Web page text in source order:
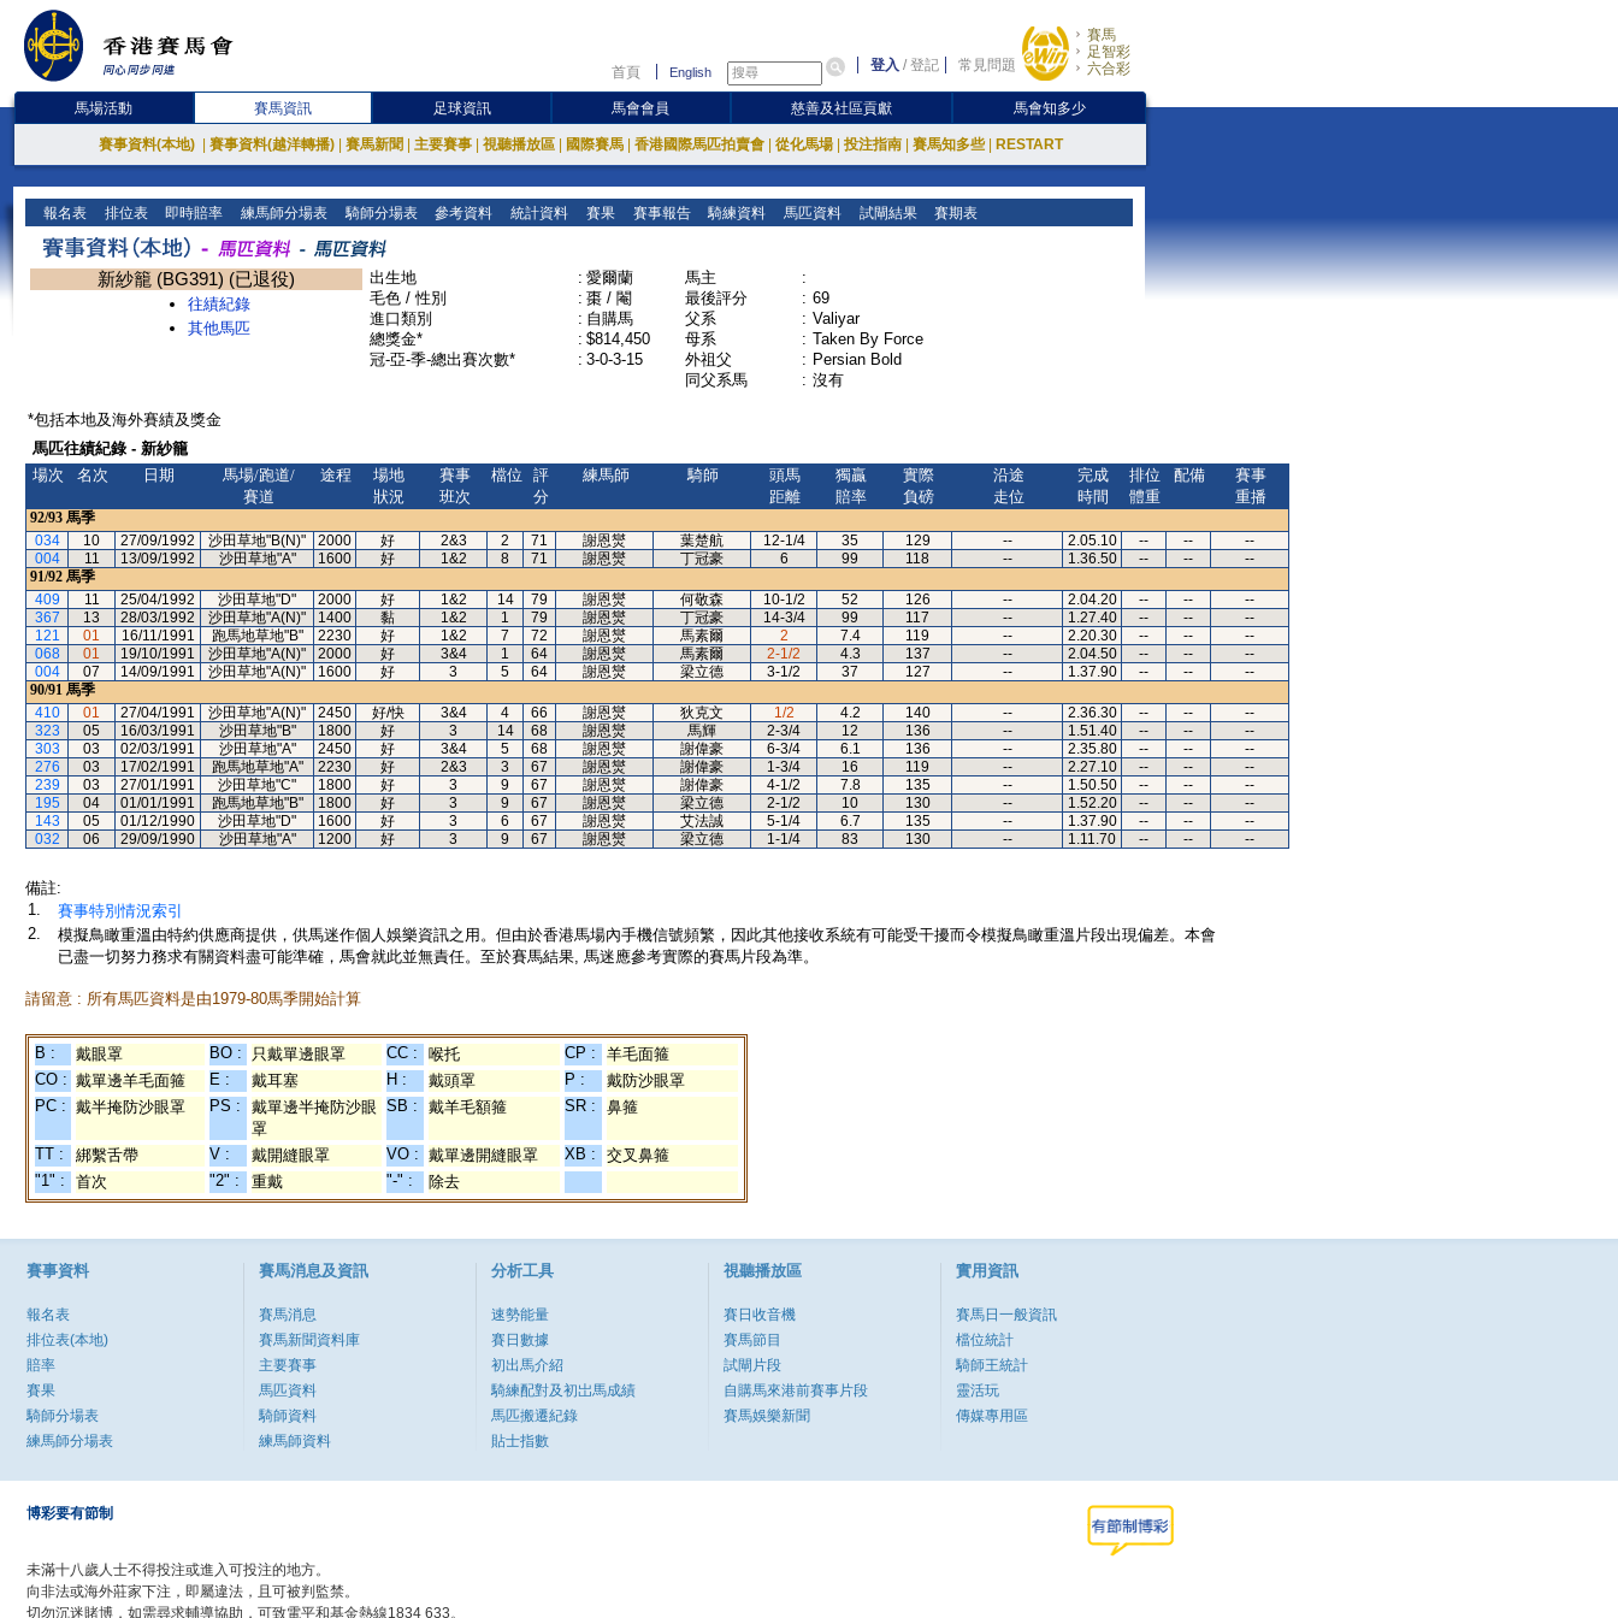
首頁 English 登入 /登記 常見問題
賽馬
足智彩
六合彩
馬場活動 賽馬資訊 足球資訊 馬會會員 慈善及社區貢獻 馬會知多少
賽事資料(本地) 賽事資料(越洋轉播) 賽馬新聞 主要賽事 視聽播放區 國際賽馬 香港國際馬匹拍賣會 從化馬場 投注指南 賽馬知多些 RESTART
報名表 排位表 即時賠率 練馬師分場表 騎師分場表 參考資料 統計資料 賽果 賽事報告 騎練資料 馬匹資料 試閘結果 賽期表
新紗籠 (BG391) (已退役)
往績紀錄
其他馬匹
出生地 : 愛爾蘭
毛色 / 性別
: 棗 / 閹
進口類別
: 自購馬
總獎金*
: $814,450
冠-亞-季-總出賽次數*
: 3-0-3-15
馬主
:
最後評分
: 69
父系
: Valiyar
母系
: Taken By Force
外祖父
: Persian Bold
同父系馬
: 沒有
*包括本地及海外賽績及獎金
馬匹往績紀錄 - 新紗籠
場次
名次 日期
馬場/跑道/
賽道
途程
場地
狀況
賽事
班次
檔位
評
分
練馬師 騎師
頭馬
距離
獨贏
賠率
實際
負磅
沿途
走位
完成
時間
排位
體重
配備
賽事
重播
92/93 馬季
034
10 27/09/1992 沙田草地"B(N)" 2000 好 2&3 2 71 謝恩爕 葉楚航 12-1/4 35 129 -- 2.05.10 -- --
--
004
11 13/09/1992 沙田草地"A" 1600 好 1&2 8 71 謝恩爕 丁冠豪 6 99 118 -- 1.36.50 -- --
--
91/92 馬季
409
11 25/04/1992 沙田草地"D" 2000 好 1&2 14 79 謝恩爕 何敬森 10-1/2 52 126 -- 2.04.20 -- --
--
367
13 28/03/1992 沙田草地"A(N)" 1400 黏 1&2 1 79 謝恩爕 丁冠豪 14-3/4 99 117 -- 1.27.40 -- --
--
121
01 16/11/1991 跑馬地草地"B" 2230 好 1&2 7 72 謝恩爕 馬素爾 2 7.4 119 -- 2.20.30 -- --
--
068
01 19/10/1991 沙田草地"A(N)" 2000 好 3&4 1 64 謝恩爕 馬素爾 2-1/2 4.3 137 -- 2.04.50 -- --
--
004
07 14/09/1991 沙田草地"A(N)" 1600 好 3 5 64 謝恩爕 梁立德 3-1/2 37 127 -- 1.37.90 -- --
--
90/91 馬季
410
01 27/04/1991 沙田草地"A(N)" 2450 好/快 3&4 4 66 謝恩爕 狄克文 1/2 4.2 140 -- 2.36.30 -- --
--
323
05 16/03/1991 沙田草地"B" 1800 好 3 14 68 謝恩爕 馬輝 2-3/4 12 136 -- 1.51.40 -- --
--
303
03 02/03/1991 沙田草地"A" 2450 好 3&4 5 68 謝恩爕 謝偉豪 6-3/4 6.1 136 -- 2.35.80 -- --
--
276
03 17/02/1991 跑馬地草地"A" 2230 好 2&3 3 67 謝恩爕 謝偉豪 1-3/4 16 119 -- 2.27.10 -- --
--
239
03 27/01/1991 沙田草地"C" 1800 好 3 9 67 謝恩爕 謝偉豪 4-1/2 7.8 135 -- 1.50.50 -- --
--
195
04 01/01/1991 跑馬地草地"B" 1800 好 3 9 67 謝恩爕 梁立德 2-1/2 10 130 -- 1.52.20 -- --
--
143
05 01/12/1990 沙田草地"D" 1600 好 3 6 67 謝恩爕 艾法誠 5-1/4 6.7 135 -- 1.37.90 -- --
--
032
06 29/09/1990 沙田草地"A" 1200 好 3 9 67 謝恩爕 梁立德 1-1/4 83 130 -- 1.11.70 -- -- --
備註:
1.
賽事特別情況索引
2.
模擬鳥瞰重溫由特約供應商提供，供馬迷作個人娛樂資訊之用。但由於香港馬場內手機信號頻繁，因此其他接收系統有可能受干擾而令模擬鳥瞰重溫片段出現偏差。本會
已盡一切努力務求有關資料盡可能準確，馬會就此並無責任。至於賽馬結果, 馬迷應參考實際的賽馬片段為準。
請留意 : 所有馬匹資料是由1979-80馬季開始計算
B : 戴眼罩 BO : 只戴單邊眼罩 CC : 喉托 CP :
羊毛面箍
CO : 戴單邊羊毛面箍 E : 戴耳塞 H : 戴頭罩 P :
戴防沙眼罩
PC : 戴半掩防沙眼罩 PS :
戴單邊半掩防沙眼
罩
SB : 戴羊毛額箍 SR : 鼻箍
TT : 綁繫舌帶 V : 戴開縫眼罩 VO : 戴單邊開縫眼罩 XB :
交叉鼻箍
"1" :
首次 "2" : 重戴 "-" : 除去
賽事資料
報名表
排位表(本地)
賠率
賽果
騎師分場表
練馬師分場表
賽馬消息及資訊
賽馬消息
賽馬新聞資料庫
主要賽事
馬匹資料
騎師資料
練馬師資料
分析工具
速勢能量
賽日數據
初出馬介紹
騎練配對及初岀馬成績
馬匹搬遷紀錄
貼士指數
視聽播放區
賽日收音機
賽馬節目
試閘片段
自購馬來港前賽事片段
賽馬娛樂新聞
實用資訊
賽馬日一般資訊
檔位統計
騎師王統計
靈活玩
傳媒專用區
博彩要有節制
未滿十八歲人士不得投注或進入可投注的地方。
向非法或海外莊家下注，即屬違法，且可被判監禁。
切勿沉迷賭博，如需尋求輔導協助，可致電平和基金熱線1834 633。